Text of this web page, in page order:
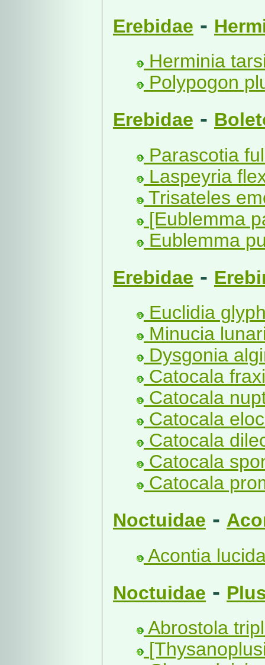
Erebidae -
Herminia
Polypogon
Erebidae -
Parascotia
Laspeyria
Trisateles
[Eublemma
Eublemma
Erebidae -
Euclidia
Minucia
Dysgonia
Catocala
Catocala
Catocala
Catocala
Catocala
Catocala
Noctuidae -
Acontia
Noctuidae -
Abrostola